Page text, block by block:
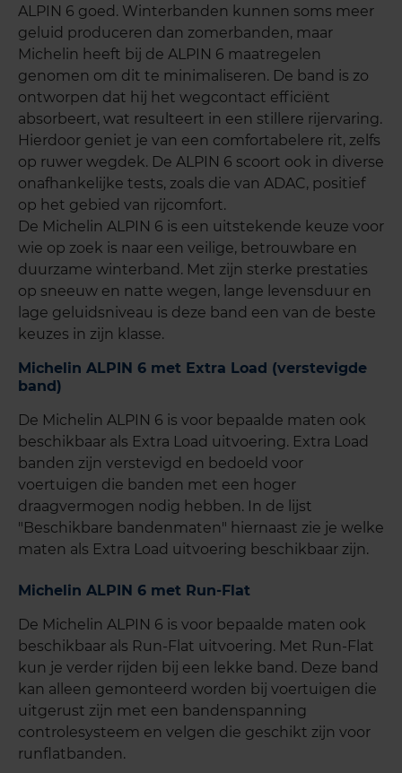
ALPIN 6 goed. Winterbanden kunnen soms meer
geluid produceren dan zomerbanden, maar
Michelin heeft bij de ALPIN 6 maatregelen
genomen om dit te minimaliseren. De band is zo
ontworpen dat hij het wegcontact efficiënt
absorbeert, wat resulteert in een stillere rijervaring.
Hierdoor geniet je van een comfortabelere rit, zelfs
op ruwer wegdek. De ALPIN 6 scoort ook in diverse
onafhankelijke tests, zoals die van ADAC, positief
op het gebied van rijcomfort.
De Michelin ALPIN 6 is een uitstekende keuze voor
wie op zoek is naar een veilige, betrouwbare en
duurzame winterband. Met zijn sterke prestaties
op sneeuw en natte wegen, lange levensduur en
lage geluidsniveau is deze band een van de beste
keuzes in zijn klasse.
Michelin ALPIN 6 met Extra Load (verstevigde
band)
De Michelin ALPIN 6 is voor bepaalde maten ook
beschikbaar als Extra Load uitvoering. Extra Load
banden zijn verstevigd en bedoeld voor
voertuigen die banden met een hoger
draagvermogen nodig hebben. In de lijst
"Beschikbare bandenmaten" hiernaast zie je welke
maten als Extra Load uitvoering beschikbaar zijn.
Michelin ALPIN 6 met Run-Flat
De Michelin ALPIN 6 is voor bepaalde maten ook
beschikbaar als Run-Flat uitvoering. Met Run-Flat
kun je verder rijden bij een lekke band. Deze band
kan alleen gemonteerd worden bij voertuigen die
uitgerust zijn met een bandenspanning
controlesysteem en velgen die geschikt zijn voor
runflatbanden.